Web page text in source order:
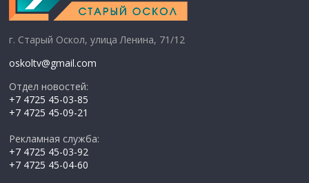
г. Старый Оскол, улица Ленина, 71/12
oskoltv@gmail.com
Отдел новостей:
+7 4725 45-03-85
+7 4725 45-09-21
Рекламная служба:
+7 4725 45-03-92
+7 4725 45-04-60